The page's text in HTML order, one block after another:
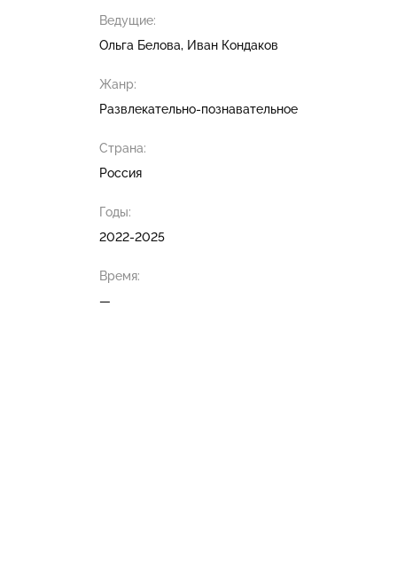
Ведущие:
Ольга Белова
Иван Кондаков
Жанр:
Развлекательно-познавательное
Страна:
Россия
Годы:
2022-2025
Время:
—